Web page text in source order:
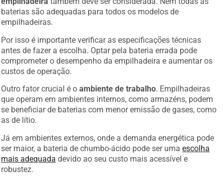
baterias são adequadas para todos os modelos de
empilhadeiras.
Por isso é importante verificar as especificações técnicas
antes de fazer a escolha. Optar pela bateria errada pode
comprometer o desempenho da empilhadeira e aumentar os
custos de operação.
Outro fator crucial é oambiente de trabalho. Empilhadeiras
que operam em ambientes internos, como armazéns, podem
se beneficiar de baterias com menor emissão de gases, como
as de lítio.
Já em ambientes externos, onde a demanda energética pode
ser maior, a bateria de chumbo-ácido pode ser umaescolha
mais adequada devido ao seu custo mais acessível e
robustez.